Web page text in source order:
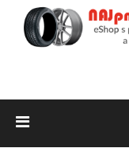
Letné pneumatiky